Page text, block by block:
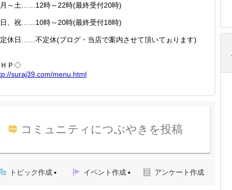
月～土……12時～22時(最終受付20時)
日、祝……10時～20時(最終受付18時)
定休日……不定休(ブログ・当店で案内させて頂いてぉります)
Ｐ◇
suraj39 .com/menu.html
コミュニティにつぶやきを投稿
トピック作成 イベント作成 アンケート作成